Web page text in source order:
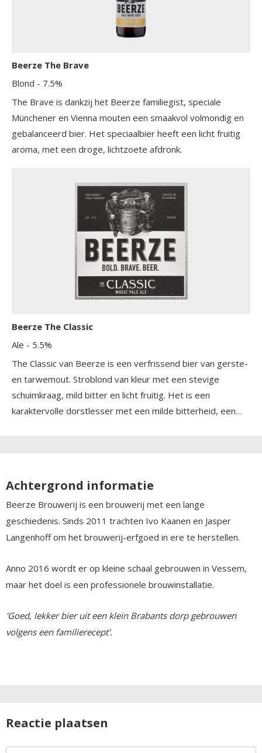
Beerze The Brave
Blond - 7.5%
The Brave is dankzij het Beerze familiegist, speciale
Münchener en Vienna mouten een smaakvol volmondig en
gebalanceerd bier. Het speciaalbier heeft een licht fruitig
aroma, met een droge, lichtzoete afdronk.
Beerze The Classic
Ale - 5.5%
The Classic van Beerze is een verfrissend bier van gerste-
en tarwemout. Stroblond van kleur met een stevige
schuimkraag, mild bitter en licht fruitig. Het is een
karaktervolle dorstlesser met een milde bitterheid, een
Achtergrond informatie
Beerze Brouwerij is een brouwerij met een lange
geschiedenis. Sinds 2011 trachten Ivo Kaanen en Jasper
Langenhoff om het brouwerij-erfgoed in ere te herstellen.
Anno 2016 wordt er op kleine schaal gebrouwen in Vessem,
maar het doel is een professionele brouwinstallatie.
'Goed, lekker bier uit een klein Brabants dorp gebrouwen
volgens een familierecept'.
Reactie plaatsen